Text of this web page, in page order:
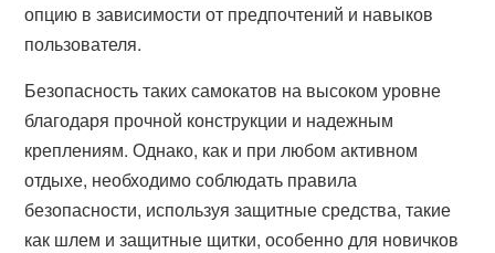
опцию в зависимости от предпочтений и навыков
пользователя.
Безопасность таких самокатов на высоком уровне
благодаря прочной конструкции и надежным
креплениям. Однако, как и при любом активном
отдыхе, необходимо соблюдать правила
безопасности, используя защитные средства, такие
как шлем и защитные щитки, особенно для новичков